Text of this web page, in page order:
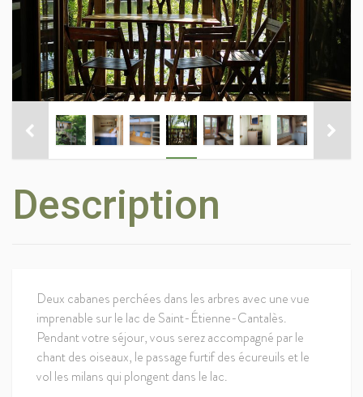
Description
Deux cabanes perchées dans les arbres avec une vue
imprenable sur le lac de Saint-Étienne-Cantalès.
Pendant votre séjour, vous serez accompagné par le
chant des oiseaux, le passage furtif des écureuils et le
vol les milans qui plongent dans le lac.